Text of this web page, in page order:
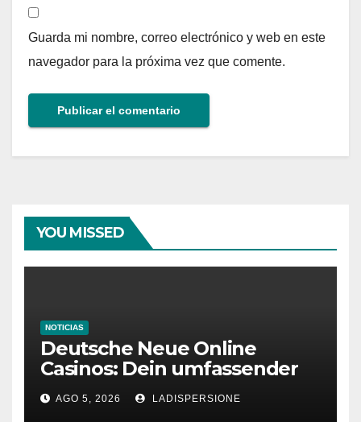
Guarda mi nombre, correo electrónico y web en este
navegador para la próxima vez que comente.
YOU MISSED
NOTICIAS
Deutsche Neue Online
Casinos: Dein umfassender
Ratgeber für moderne
Glücksspielplattformen
AGO 5, 2026 LADISPERSIONE